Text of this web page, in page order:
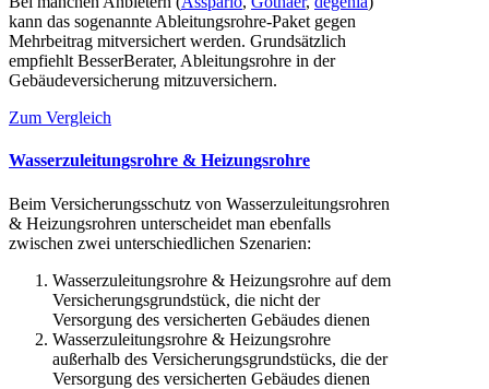
kann das sogenannte Ableitungsrohre-Paket gegen
Mehrbeitrag mitversichert werden. Grundsätzlich
empfiehlt BesserBerater, Ableitungsrohre in der
Gebäudeversicherung mitzuversichern.
Zum Vergleich
Wasserzuleitungsrohre & Heizungsrohre
Beim Versicherungsschutz von Wasserzuleitungsrohren
& Heizungsrohren unterscheidet man ebenfalls
zwischen zwei unterschiedlichen Szenarien:
Wasserzuleitungsrohre & Heizungsrohre auf dem
Versicherungsgrundstück, die nicht der
Versorgung des versicherten Gebäudes dienen
Wasserzuleitungsrohre & Heizungsrohre
außerhalb des Versicherungsgrundstücks, die der
Versorgung des versicherten Gebäudes dienen